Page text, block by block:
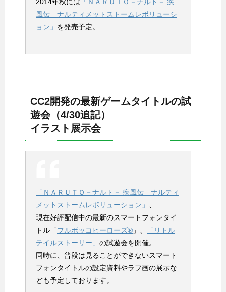
風伝 ナルティメットストームレボリューシ
ョン」 を発売予定。
CC2開発の最新ゲームタイトルの試
遊会（4/30追記）
イラスト展示会
「ＮＡＲＵＴＯ－ナルト－ 疾風伝 ナルティ
メットストームレボリューション」
現在好評配信中の最新のスマートフォンタイ
トル「フルボッコヒーローズ® 」、
「リトル
テイルストーリー」 の試遊会を開催。
同時に、普段は見ることができないスマート
フォンタイトルの設定資料やラフ画の展示な
ども予定しております。